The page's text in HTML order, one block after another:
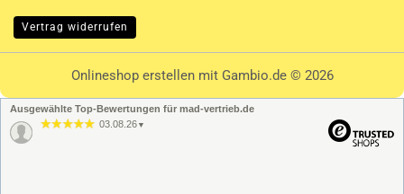
Vertrag widerrufen
Onlineshop erstellenmit Gambio.de © 2026
Ausgewählte Top-Bewertungen für mad-vertrieb.de
03.08.26 ▼